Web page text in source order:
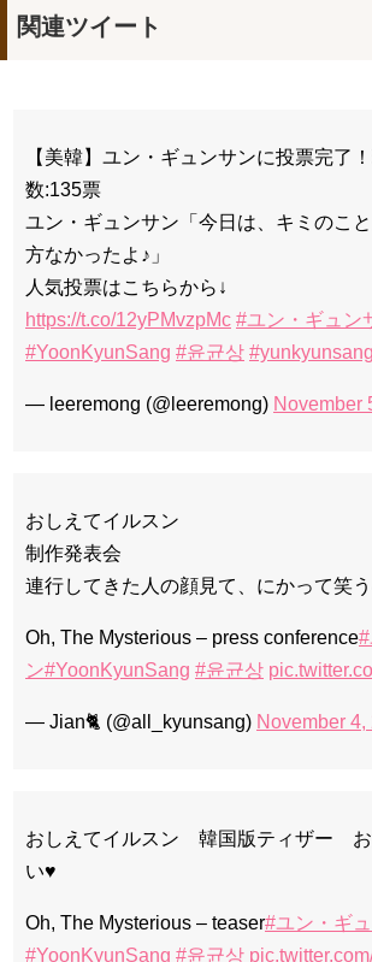
関連ツイート
【美韓】ユン・ギュンサンに投票完了
数:135票
ユン・ギュンサン「今日は、キミのこ
方なかったよ♪」
人気投票はこちらから↓
https://t.co/12yPMvzpMc #ユン・ギュン
#YoonKyunSang #윤균상 #yunkyunsang
— leeremong (@leeremong) November
おしえてイルスン
制作発表会
連行してきた人の顔見て、にかって笑
Oh, The Mysterious – press conference
ン#YoonKyunSang #윤균상
— Jian🐈 (@all_kyunsang) November 4,
おしえてイルスン 韓国版ティザー お
い♥
Oh, The Mysterious – teaser#ユン・ギ
#YoonKyunSang #윤균상